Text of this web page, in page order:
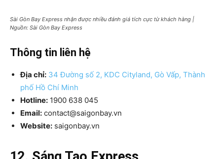
Sài Gòn Bay Express nhận được nhiều đánh giá tích cực từ khách hàng |
Nguồn: Sài Gòn Bay Express
Thông tin liên hệ
Địa chỉ: 34 Đường số 2, KDC Cityland, Gò Vấp, Thành
phố Hồ Chí Minh
Hotline: 1900 638 045
Email: contact@saigonbay.vn
Website: saigonbay.vn